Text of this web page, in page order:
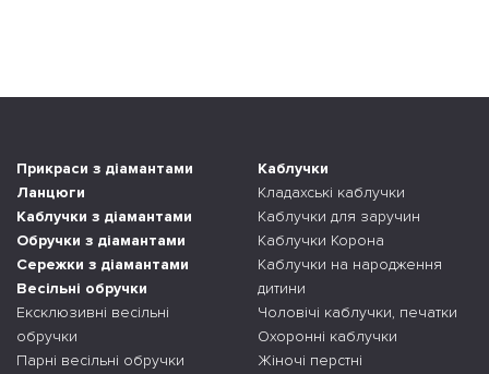
Прикраси з діамантами
Ланцюги
Каблучки з діамантами
Обручки з діамантами
Сережки з діамантами
Весільні обручки
Ексклюзивні весільні
обручки
Парні весільні обручки
Каблучки
Кладахські каблучки
Каблучки для заручин
Каблучки Корона
Каблучки на народження
дитини
Чоловічі каблучки, печатки
Охоронні каблучки
Жіночі перстні